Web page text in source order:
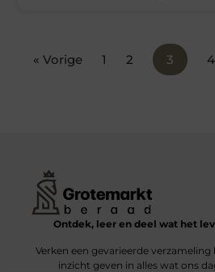
« Vorige 1 2 3 4
Ontdek, leer en deel wat het
Verken een gevarieerde
inzicht geven in alles wat ons